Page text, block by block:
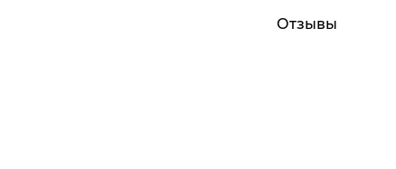
Отзывы